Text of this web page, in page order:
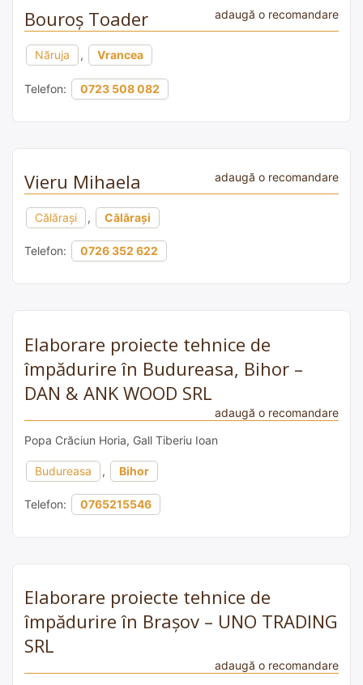
Bouroș Toader adaugă o recomandare
Năruja , Vrancea
Telefon: 0723 508 082
Vieru Mihaela adaugă o recomandare
Călărași , Călărași
Telefon: 0726 352 622
Elaborare proiecte tehnice de
împădurire în Budureasa, Bihor –
DAN & ANK WOOD SRL
adaugă o recomandare
Popa Crăciun Horia, Gall Tiberiu Ioan
Budureasa , Bihor
Telefon: 0765215546
Elaborare proiecte tehnice de
împădurire în Brașov – UNO TRADING
SRL
adaugă o recomandare